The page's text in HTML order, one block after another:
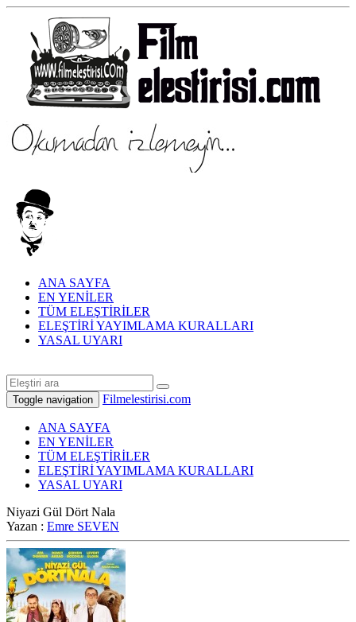
ANA SAYFA
EN YENİLER
TÜM ELEŞTİRİLER
ELEŞTİRİ YAYIMLAMA KURALLARI
YASAL UYARI
Toggle navigation Filmelestirisi.com
ANA SAYFA
EN YENİLER
TÜM ELEŞTİRİLER
ELEŞTİRİ YAYIMLAMA KURALLARI
YASAL UYARI
Niyazi Gül Dört Nala
Yazan : Emre SEVEN